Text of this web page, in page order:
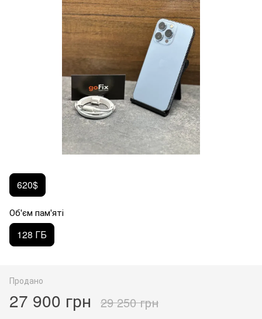
620$
Об'єм пам'яті
128 ГБ
Продано
27 900 грн 29 250 грн